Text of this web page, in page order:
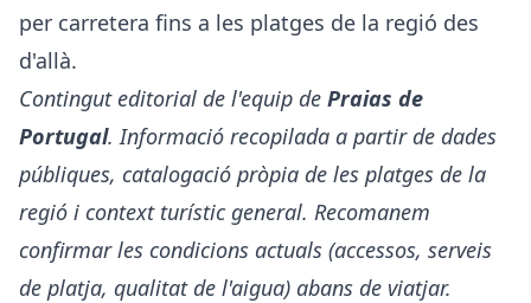
per carretera fins a les platges de la regió des
d'allà.
Contingut editorial de l'equip de Praias de
Portugal. Informació recopilada a partir de dades
públiques, catalogació pròpia de les platges de la
regió i context turístic general. Recomanem
confirmar les condicions actuals (accessos, serveis
de platja, qualitat de l'aigua) abans de viatjar.